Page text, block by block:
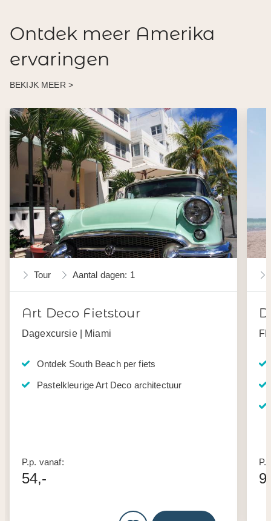
Ontdek meer Amerika
ervaringen
BEKIJK MEER >
Tour Aantal dagen: 1
Art Deco Fietstour
Dagexcursie | Miami
Ontdek South Beach per fiets
Pastelkleurige Art Deco architectuur
P.p. vanaf:
54,-